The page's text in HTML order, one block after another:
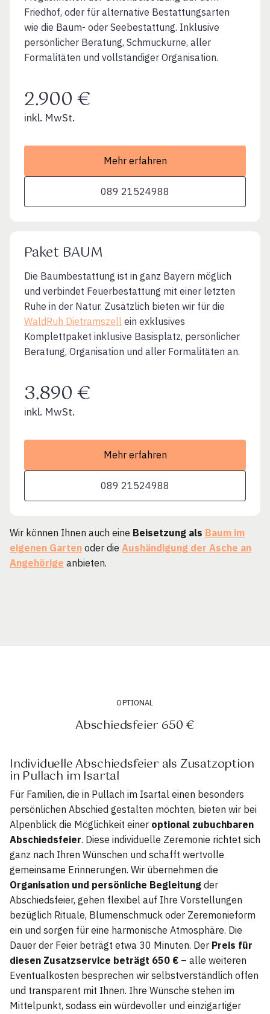
Friedhof, oder für alternative Bestattungsarten
wie die Baum- oder Seebestattung. Inklusive
persönlicher Beratung, Schmuckurne, aller
Formalitäten und vollständiger Organisation.
2.900 €
inkl. MwSt.
Mehr erfahren
089 21524988
Paket BAUM
Die Baumbestattung ist in ganz Bayern möglich
und verbindet Feuerbestattung mit einer letzten
Ruhe in der Natur. Zusätzlich bieten wir für die
WaldRuh Dietramszell ein exklusives
Komplettpaket inklusive Basisplatz, persönlicher
Beratung, Organisation und aller Formalitäten an.
3.890 €
inkl. MwSt.
Mehr erfahren
089 21524988
Wir können Ihnen auch eine Beisetzung als Baum im
eigenen Garten oder die Aushändigung der Asche an
Angehörige anbieten.
OPTIONAL
Abschiedsfeier 650 €
Individuelle Abschiedsfeier als Zusatzoption
in Pullach im Isartal
Für Familien, die in Pullach im Isartal einen besonders
persönlichen Abschied gestalten möchten, bieten wir bei
Alpenblick die Möglichkeit einer optional zubuchbaren
Abschiedsfeier. Diese individuelle Zeremonie richtet sich
ganz nach Ihren Wünschen und schafft wertvolle
gemeinsame Erinnerungen. Wir übernehmen die
Organisation und persönliche Begleitung der
Abschiedsfeier, gehen flexibel auf Ihre Vorstellungen
bezüglich Rituale, Blumenschmuck oder Zeremonieform
ein und sorgen für eine harmonische Atmosphäre. Die
Dauer der Feier beträgt etwa 30 Minuten. Der Preis für
diesen Zusatzservice beträgt 650 € – alle weiteren
Eventualkosten besprechen wir selbstverständlich offen
und transparent mit Ihnen. Ihre Wünsche stehen im
Mittelpunkt, sodass ein würdevoller und einzigartiger